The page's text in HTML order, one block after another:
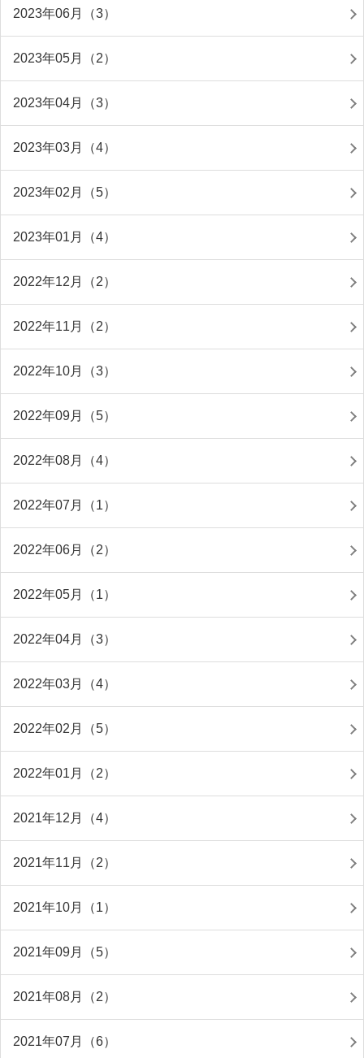
2023年06月（3）
2023年05月（2）
2023年04月（3）
2023年03月（4）
2023年02月（5）
2023年01月（4）
2022年12月（2）
2022年11月（2）
2022年10月（3）
2022年09月（5）
2022年08月（4）
2022年07月（1）
2022年06月（2）
2022年05月（1）
2022年04月（3）
2022年03月（4）
2022年02月（5）
2022年01月（2）
2021年12月（4）
2021年11月（2）
2021年10月（1）
2021年09月（5）
2021年08月（2）
2021年07月（6）